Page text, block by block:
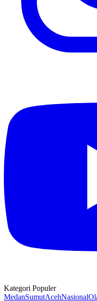
Kategori Populer
MedanSumutAcehNasional